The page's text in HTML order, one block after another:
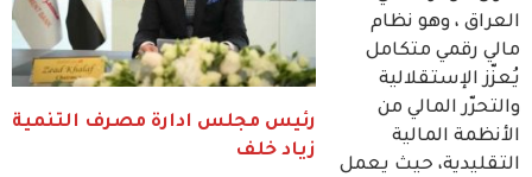
رئيس مجلس ادارة مصرف التنمية
زياد خلف
العراق ، وهو نظام
مالي رقمي متكامل
يُعزّز الإستقلالية
والتحرّر المالي من
الأنظمة المالية
التقليدية، حيث يعمل